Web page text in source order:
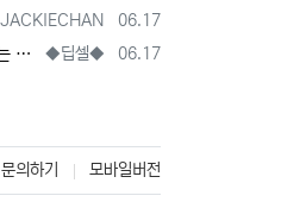
등록자
JACKIECHAN 등록일
06.17
등록자
◆딥셀◆ 등록일
06.17
맞습니다. 그렇게 하는 것이 맞는 방법입니다. 그런데 그렇게 해도 결과적으로 성능향상이 별로 없는 것 같습니다. 그리고 짧은 시험 시간에 쉽게…
문의하기 모바일버전